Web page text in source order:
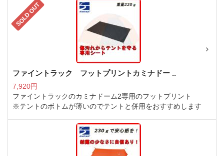
SOLD OUT
ファイントラック フットプリントカミナドー ..
7,920円
ファイントラックのカミナドーム2専用のフットプリント
※テントのボトムが薄いのでテントと併用をおすすめします